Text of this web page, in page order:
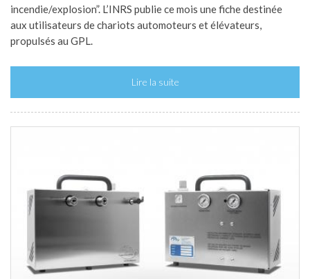
incendie/explosion”. L’INRS publie ce mois une fiche destinée
aux utilisateurs de chariots automoteurs et élévateurs,
propulsés au GPL.
Lire la suite